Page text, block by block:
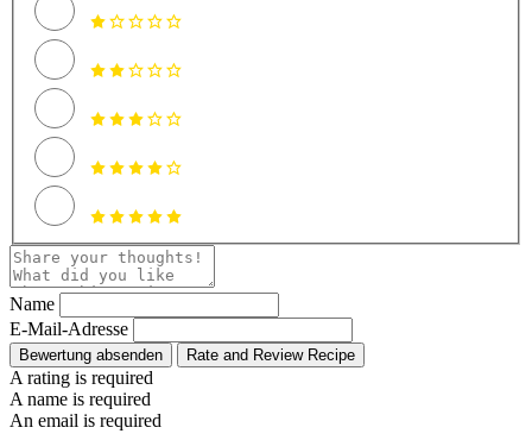
Name
E-Mail-Adresse
Bewertung absenden Rate and Review Recipe
A rating is required
A name is required
An email is required